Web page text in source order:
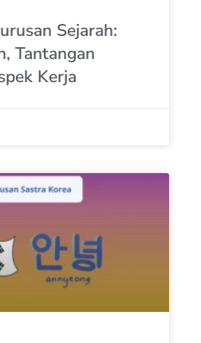
Sejarah:
Tantangan
Kerja